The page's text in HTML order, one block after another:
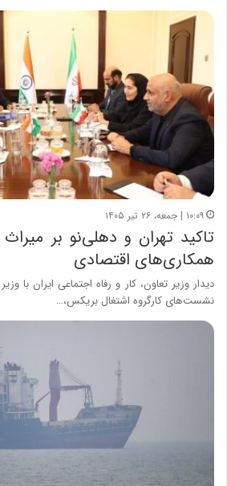
۱۰:۰۹ | جمعه، ۲۶ تیر ۱۴۰۵
تاکید تهران و دهلی‌نو بر
همکاری‌های اقتصادی
دیدار وزیر تعاون، کار و رفاه اجتماعی ایران با
نشست‌های کارگروه اشتغال بریکس،…